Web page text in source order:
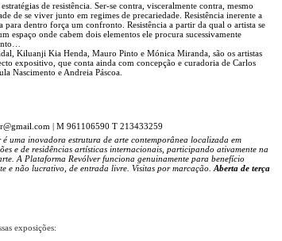
de resistência. Ser-se contra, visceralmente contra, mesmo
de se viver junto em regimes de precariedade. Resistência inerente a
dentro força um confronto. Resistência a partir da qual o artista se
espaço onde cabem dois elementos ele procura sucessivamente
Kiluanji Kia Henda, Mauro Pinto e Mónica Miranda, são os artistas
expositivo, que conta ainda com concepção e curadoria de Carlos
Nascimento e Andreia Páscoa.
| M 961106590 T 213433259
uma inovadora estrutura de arte contemporânea localizada em
e de residências artísticas internacionais, participando ativamente na
A Plataforma Revólver funciona genuinamente para benefício
e não lucrativo, de entrada livre. Visitas por marcação. Aberta de terça
exposições: